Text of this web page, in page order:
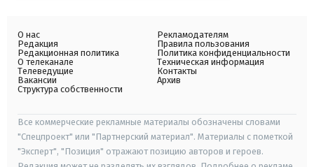
О нас
Редакция
Редакционная политика
О телеканале
Телеведущие
Вакансии
Структура собственности
Рекламодателям
Правила пользования
Политика конфиденциальности
Техническая информация
Контакты
Архив
Все коммерческие рекламные материалы обозначены словами
"Спецпроект" или "Партнерский материал". Материалы с пометкой
"Эксперт", "Позиция" отражают позицию авторов и героев.